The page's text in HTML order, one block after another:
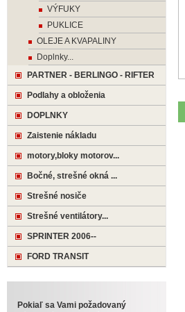
VÝFUKY
PUKLICE
OLEJE A KVAPALINY
Doplnky...
PARTNER - BERLINGO - RIFTER
Podlahy a obloženia
DOPLNKY
Zaistenie nákladu
motory,bloky motorov...
Bočné, strešné okná ...
Strešné nosiče
Strešné ventilátory...
SPRINTER 2006--
FORD TRANSIT
Pokiaľ sa Vami požadovaný